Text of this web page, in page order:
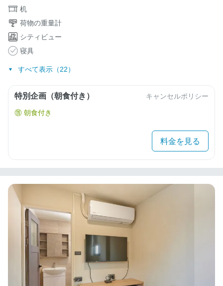
机
荷物の重量計
シティビュー
寝具
すべて表示（22）
特別企画（朝食付き） キャンセルポリシー
朝食付き
料金を見る